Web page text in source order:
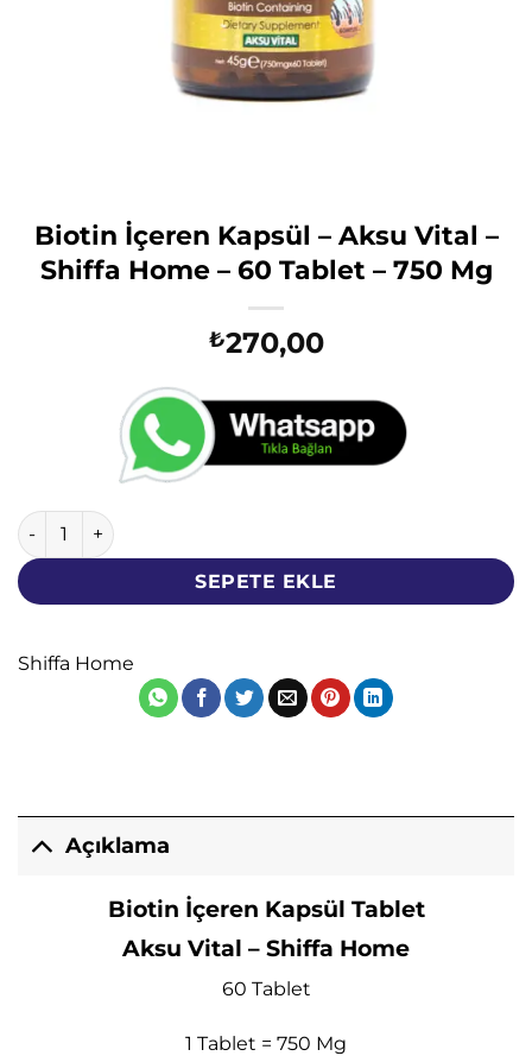
Biotin İçeren Kapsül – Aksu Vital –
Shiffa Home – 60 Tablet – 750 Mg
₺270,00
Biotin İçeren Kapsül - Aksu Vital - Shiffa Home - 60 Tablet
SEPETE EKLE
Shiffa Home
Açıklama
Biotin İçeren Kapsül Tablet
Aksu Vital – Shiffa Home
60 Tablet
1 Tablet = 750 Mg